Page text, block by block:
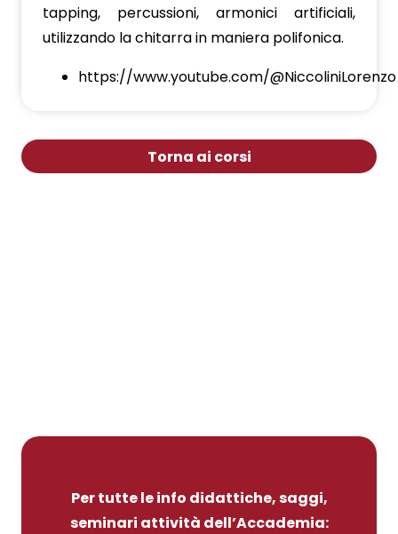
tapping, percussioni, armonici artificiali,
utilizzando la chitarra in maniera polifonica.
https://www.youtube.com/@NiccoliniLorenzo
Torna ai corsi
Per tutte le info didattiche, saggi,
seminari attività dell’Accademia: